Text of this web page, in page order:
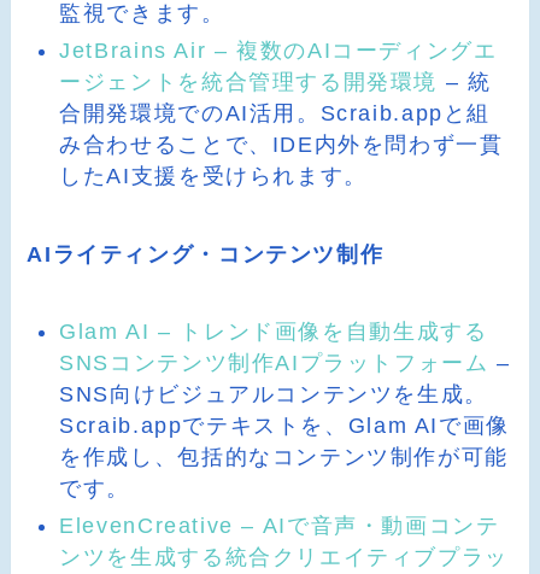
監視できます。
JetBrains Air – 複数のAIコーディングエ
ージェントを統合管理する開発環境 – 統
合開発環境でのAI活用。Scraib.appと組
み合わせることで、IDE内外を問わず一貫
したAI支援を受けられます。
AIライティング・コンテンツ制作
Glam AI – トレンド画像を自動生成する
SNSコンテンツ制作AIプラットフォーム –
SNS向けビジュアルコンテンツを生成。
Scraib.appでテキストを、Glam AIで画像
を作成し、包括的なコンテンツ制作が可能
です。
ElevenCreative – AIで音声・動画コンテ
ンツを生成する統合クリエイティブプラッ